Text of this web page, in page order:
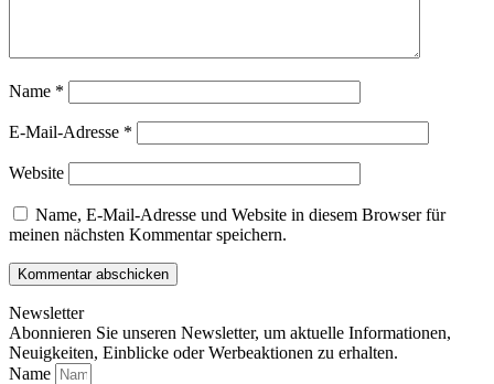
Name *
E-Mail-Adresse *
Website
Name, E-Mail-Adresse und Website in diesem Browser für
meinen nächsten Kommentar speichern.
Newsletter
Abonnieren Sie unseren Newsletter, um aktuelle Informationen,
Neuigkeiten, Einblicke oder Werbeaktionen zu erhalten.
Name